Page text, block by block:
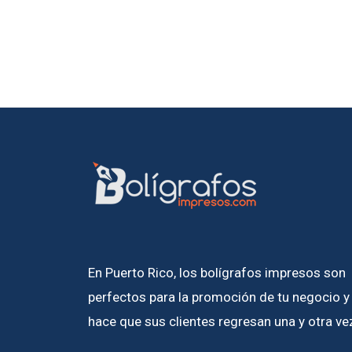
En Puerto Rico, los bolígrafos impresos son
perfectos para la promoción de tu negocio y
hace que sus clientes regresan una y otra